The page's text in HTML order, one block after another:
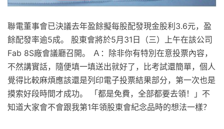
聯電董事會已決議去年盈餘擬每股配發現金股利3.6元，盈
餘配發率逾5成。 股東會將於5月31日（三）上午在該公司
Fab 8S廠會議廳召開。 Ａ：除非你有特別在意投票內容，
不然講實話，隨便填一填送出就好了，比考試還簡單，個人
覺得比較麻煩應該還是列印電子投票結果部分，第一次也是
摸索好段時間才成功。 「都是免費，全部都要去領！」不
知道大家會不會跟我第1年領股東會紀念品時的想法一樣？